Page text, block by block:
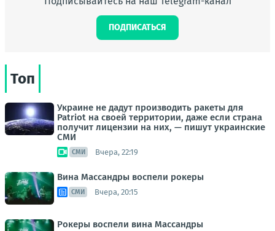
ПОДПИСАТЬСЯ
Топ
Украине не дадут производить ракеты для
Patriot на своей территории, даже если страна
получит лицензии на них, — пишут украинские
СМИ
СМИ Вчера, 22:19
Вина Массандры воспели рокеры
СМИ Вчера, 20:15
Рокеры воспели вина Массандры